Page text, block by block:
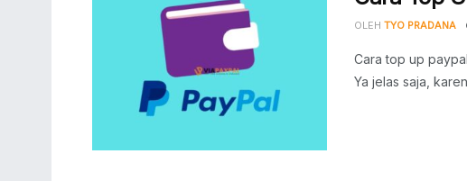
OLEH TYO PRADANA
Cara top up
Ya jelas saja,